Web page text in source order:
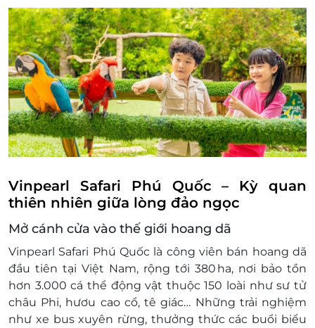
Vinpearl Safari Phú Quốc – Kỳ quan
thiên nhiên giữa lòng đảo ngọc
Mở cánh cửa vào thế giới hoang dã
Vinpearl Safari Phú Quốc là công viên bán hoang dã
đầu tiên tại Việt Nam, rộng tới 380 ha, nơi bảo tồn
hơn 3.000 cá thể động vật thuộc 150 loài như sư tử
châu Phi, hươu cao cổ, tê giác… Những trải nghiệm
như xe bus xuyên rừng, thưởng thức các buổi biểu